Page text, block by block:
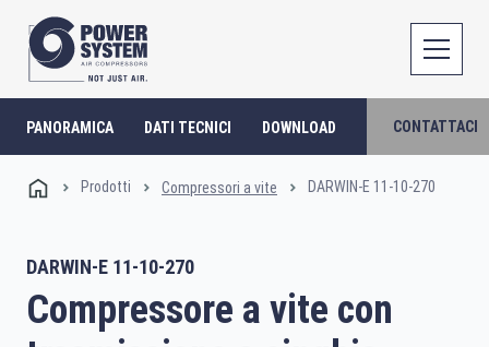
PANORAMICA DATI TECNICI DOWNLOAD CONTATTACI
Prodotti Compressori a vite DARWIN-E 11-10-270
DARWIN-E 11-10-270
Compressore a vite con